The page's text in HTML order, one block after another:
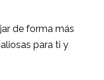
de forma más
para ti y